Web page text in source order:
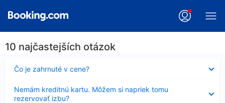
10 najčastejších otázok
Čo je zahrnuté v cene?
Nezobrazuje
sa
Nemám kreditnú kartu. Môžem si napriek tomu
rezervovať izbu?
sa